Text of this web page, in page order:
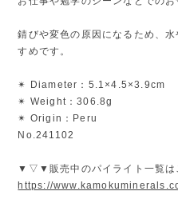
錆びや変色の原因になるため、
すめです。
✴︎ Diameter：5.1×4.5×3.9cm
✴︎ Weight：306.8g
✴︎ Origin：Peru
No.241102
▼▽▼販売中のパイライト一覧
https://